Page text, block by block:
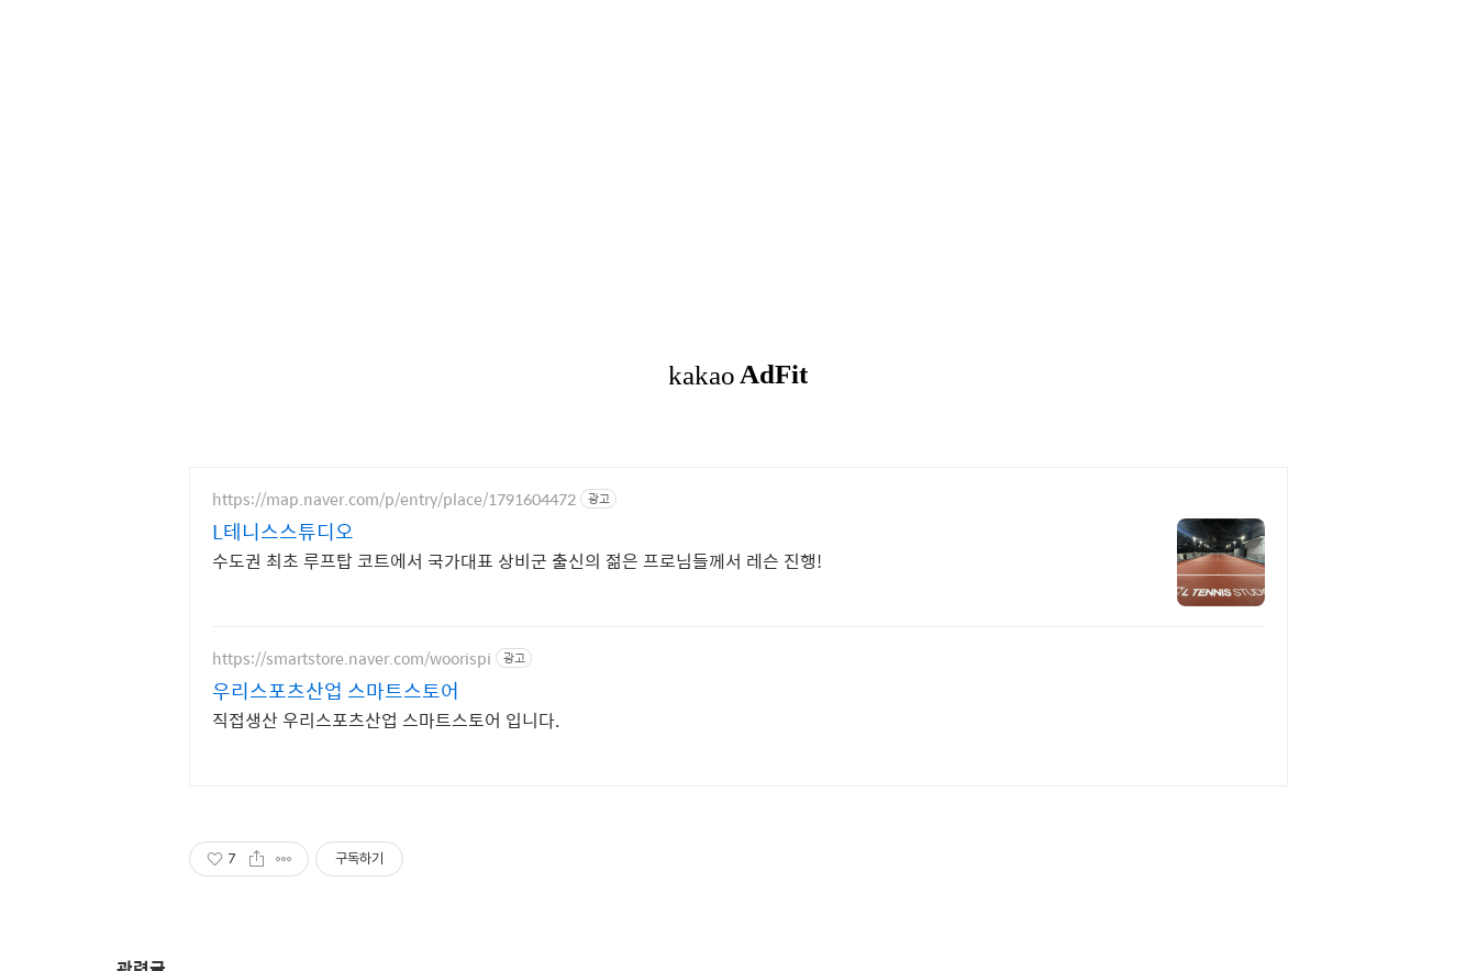
https://map.naver.com/p/entry/place/1791604472 광고
L테니스스튜디오
수도권 최초 루프탑 코트에서 국가대표 상비군 출신의 젊은 프로님들께서 레슨 진행!
https://smartstore.naver.com/woorispi 광고
우리스포츠산업 스마트스토어
직접생산 우리스포츠산업 스마트스토어 입니다.
7 구독하기